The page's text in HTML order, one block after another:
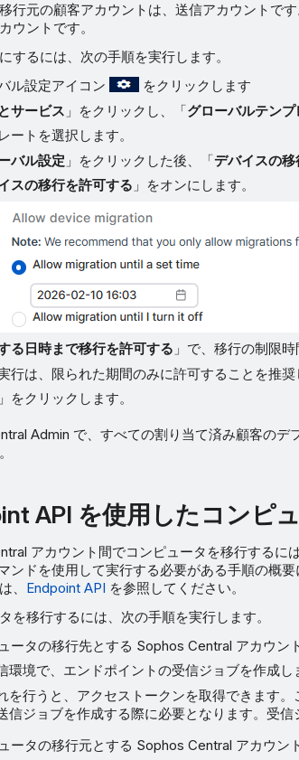
行元の顧客アカウントは、送信アカウントで
ウントです。
するには、次の手順を実行します。
ル設定アイコン
をクリックします
サービス 」をクリックし、「グローバルテンプ
ートを選択します。
バル設定 」をクリックした後、「デバイスの移
スの移行を許可する 」をオンにします。
る日時まで移行を許可する 」で、移行の制限時
行は、限られた期間のみに許可することを推奨
」をクリックします。
Admin で、すべての割り当て済み顧客のデ
API を使用したコンピ
アカウント間でコンピュータを移行するに
ンドを使用して実行する必要がある手順の概
、 Endpoint API を参照してください。
を移行するには、次の手順を実行します。
ータの移行先とする Sophos Central アカウン
環境で、エンドポイントの受信ジョブを作成し
を行うと、アクセストークンを取得できます
信ジョブを作成する際に必要となります。受信
ータの移行元とする Sophos Central アカウン